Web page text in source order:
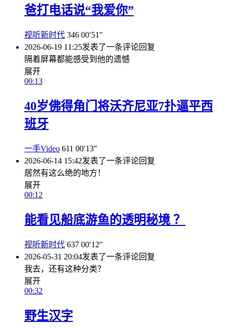
爸打电话说“我爱你”
视听新时代 346 00′51″
2026-06-19 11:25发表了一条评论回复
隔着屏幕都能感受到他的遗憾
展开
00:13
40岁佛得角门将沃齐尼亚7扑逼平西
班牙
一手Video 611 00′13″
2026-06-14 15:42发表了一条评论回复
居然有这么绝的地方！
展开
00:12
能看见船底游鱼的透明秘境 ？
视听新时代 637 00′12″
2026-05-31 20:04发表了一条评论回复
我去，还有这种分类？
展开
00:32
野生汉字